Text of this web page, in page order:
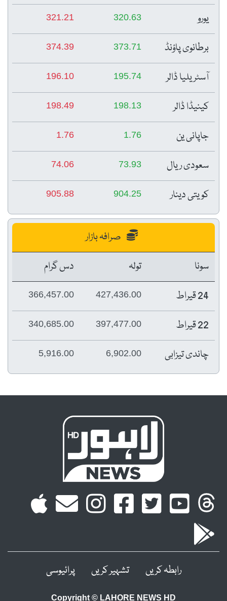
یورو 320.63
321.21
برطانوی پاؤنڈ 373.71
374.39
آسٹریلیا ڈالر 195.74
196.10
کینیڈا ڈالر 198.13
198.49
جاپانی ین 1.76
1.76
سعودی ریال 73.93
74.06
کویتی دینار 904.25
905.88
صرافہ بازار
سونا
تولہ
دس گرام
24 قیراط
427,436.00
366,457.00
22 قیراط 397,477.00
340,685.00
چاندی تیزابی 6,902.00
5,916.00
رابطہ کریں تشہیر کریں پرائیوسی
Copyright © LAHORE NEWS HD